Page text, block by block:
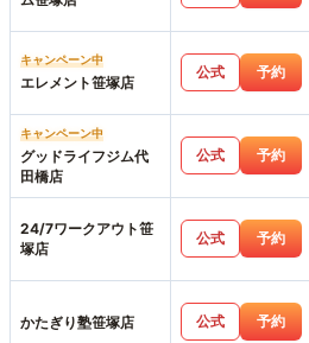
キャンペーン中
エレメント笹塚店
公式 予約
キャンペーン中
グッドライフジム代
田橋店
公式 予約
24/7ワークアウト笹
塚店
公式 予約
かたぎり塾笹塚店 公式 予約